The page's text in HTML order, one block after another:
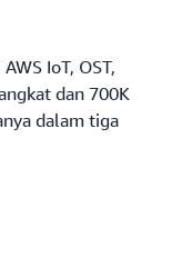
IoT, OST,
dan 700K
dalam tiga